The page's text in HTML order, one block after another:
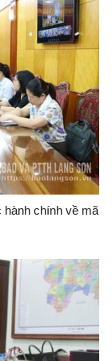
hành chính về mã